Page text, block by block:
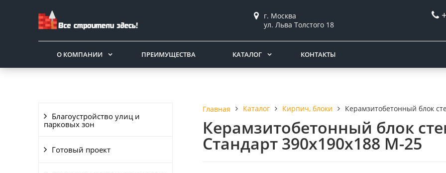
г. Москва
ул. Льва Толстого 18
О КОМПАНИИ ПРЕИМУЩЕСТВА КАТАЛОГ КОНТАКТЫ
Благоустройство улиц и
парковых зон
Готовый проект
Главная Каталог Кирпич, блоки Керамзитобетонный блок
Керамзитобетонный блок
Стандарт 390x190x188 М-25